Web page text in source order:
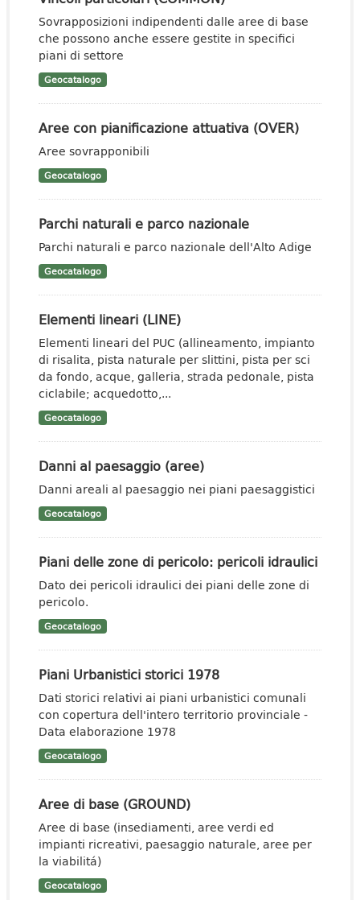
Sovrapposizioni indipendenti dalle aree di base
che possono anche essere gestite in specifici
piani di settore
Geocatalogo
Aree con pianificazione attuativa (OVER)
Aree sovrapponibili
Geocatalogo
Parchi naturali e parco nazionale
Parchi naturali e parco nazionale dell'Alto Adige
Geocatalogo
Elementi lineari (LINE)
Elementi lineari del PUC (allineamento, impianto
di risalita, pista naturale per slittini, pista per sci
da fondo, acque, galleria, strada pedonale, pista
ciclabile; acquedotto,...
Geocatalogo
Danni al paesaggio (aree)
Danni areali al paesaggio nei piani paesaggistici
Geocatalogo
Piani delle zone di pericolo: pericoli idraulici
Dato dei pericoli idraulici dei piani delle zone di
pericolo.
Geocatalogo
Piani Urbanistici storici 1978
Dati storici relativi ai piani urbanistici comunali
con copertura dell'intero territorio provinciale -
Data elaborazione 1978
Geocatalogo
Aree di base (GROUND)
Aree di base (insediamenti, aree verdi ed
impianti ricreativi, paesaggio naturale, aree per
la viabilitá)
Geocatalogo